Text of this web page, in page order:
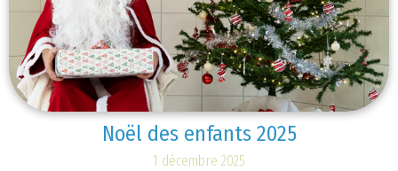
Noël des enfants 2025
1 décembre 2025